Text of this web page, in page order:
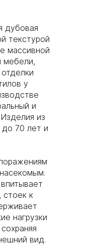
дубовая
текстурой
массивной
мебели,
у
и
из
до 70 лет и
стоек к
нагрузки
вид.